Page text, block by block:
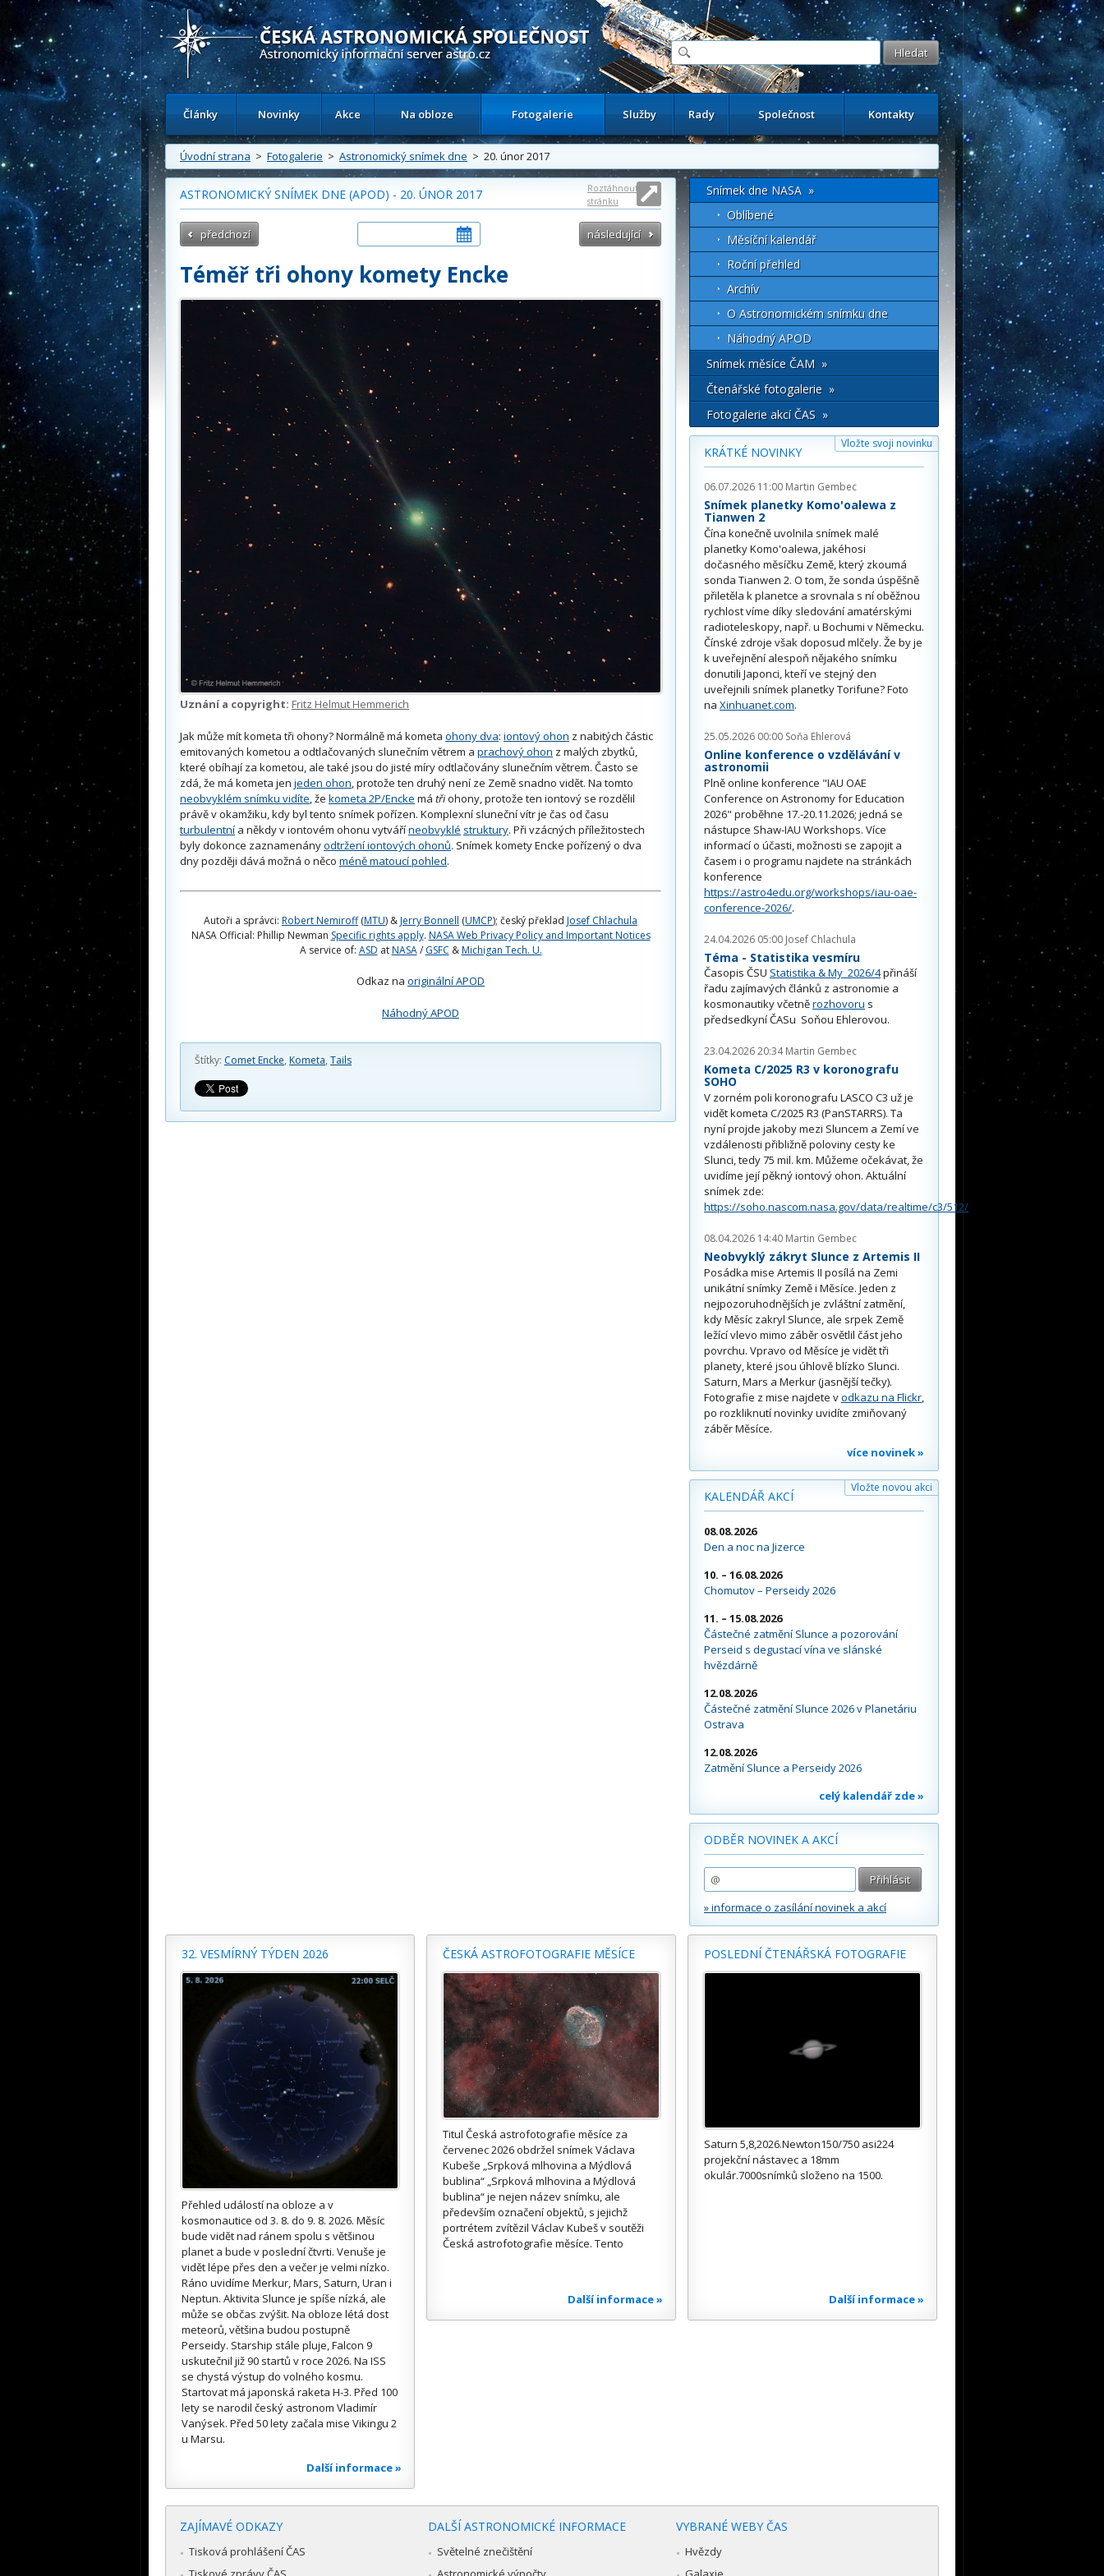
Česká astronomická společnost - Informační astronomický server
Články Novinky Akce Na obloze Fotogalerie Služby Rady Společnost Kontakty
Úvodní strana > Fotogalerie > Astronomický snímek dne > 20. únor 2017
ASTRONOMICKÝ SNÍMEK DNE (APOD) - 20. ÚNOR 2017
Roztáhnout
stránku
předchozí následující
Téměř tři ohony komety Encke
Uznání a copyright: Fritz Helmut Hemmerich
Jak může mít kometa tři ohony? Normálně má kometa ohony dva: iontový ohon z nabitých částic
emitovaných kometou a odtlačovaných slunečním větrem a prachový ohon z malých zbytků,
které obíhají za kometou, ale také jsou do jisté míry odtlačovány slunečním větrem. Často se
zdá, že má kometa jen jeden ohon, protože ten druhý není ze Země snadno vidět. Na tomto
neobvyklém snímku vidíte, že kometa 2P/Encke má třiohony, protože ten iontový se rozdělil
právě v okamžiku, kdy byl tento snímek pořízen. Komplexní sluneční vítr je čas od času
turbulentní a někdy v iontovém ohonu vytváříneobvyklé struktury. Při vzácných příležitostech
byly dokonce zaznamenányodtržení iontových ohonů. Snímek komety Encke pořízený o dva
dny později dává možná o něco méně matoucí pohled.
Autoři a správci: Robert Nemiroff(MTU) &Jerry Bonnell (UMCP); český překlad Josef Chlachula
NASA Official: Phillip Newman Specific rights apply. NASA Web Privacy Policy and Important Notices
A service of: ASD atNASA/ GSFC &Michigan Tech. U.
Odkaz na originální APOD
Náhodný APOD
Štítky: Comet Encke, Kometa, Tails
Snímek dne NASA »
Oblíbené
Měsíční kalendář
Roční přehled
Archív
O Astronomickém snímku dne
Náhodný APOD
Snímek měsíce ČAM »
Čtenářské fotogalerie »
Fotogalerie akcí ČAS »
Vložte svoji novinku
KRÁTKÉ NOVINKY
06.07.2026 11:00 Martin Gembec
Snímek planetky Komo'oalewa z
Tianwen 2
Čína konečně uvolnila snímek malé
planetky Komo'oalewa, jakéhosi
dočasného měsíčku Země, který zkoumá
sonda Tianwen 2. O tom, že sonda úspěšně
přiletěla k planetce a srovnala s ní oběžnou
rychlost víme díky sledování amatérskými
radioteleskopy, např. u Bochumi v Německu.
Čínské zdroje však doposud mlčely. Že by je
k uveřejnění alespoň nějakého snímku
donutili Japonci, kteří ve stejný den
uveřejnili snímek planetky Torifune? Foto
na Xinhuanet.com.
25.05.2026 00:00 Soňa Ehlerová
Online konference o vzdělávání v
astronomii
Plně online konference "IAU OAE
Conference on Astronomy for Education
2026" proběhne 17.-20.11.2026; jedná se
nástupce Shaw-IAU Workshops. Více
informací o účasti, možnosti se zapojit a
časem i o programu najdete na stránkách
konference
https://astro4edu.org/workshops/iau-oae-
conference-2026/.
24.04.2026 05:00 Josef Chlachula
Téma - Statistika vesmíru
Časopis ČSU Statistika & My 2026/4přináší
řadu zajímavých článků z astronomie a
kosmonautiky včetněrozhovoru s
předsedkyní ČASu Soňou Ehlerovou.
23.04.2026 20:34 Martin Gembec
Kometa C/2025 R3 v koronografu
SOHO
V zorném poli koronografu LASCO C3 už je
vidět kometa C/2025 R3 (PanSTARRS). Ta
nyní projde jakoby mezi Sluncem a Zemí ve
vzdálenosti přibližně poloviny cesty ke
Slunci, tedy 75 mil. km. Můžeme očekávat, že
uvidíme její pěkný iontový ohon. Aktuální
snímek zde:
https://soho.nascom.nasa.gov/data/realtime/c3/512/
08.04.2026 14:40 Martin Gembec
Neobvyklý zákryt Slunce z Artemis II
Posádka mise Artemis II posílá na Zemi
unikátní snímky Země i Měsíce. Jeden z
nejpozoruhodnějších je zvláštní zatmění,
kdy Měsíc zakryl Slunce, ale srpek Země
ležící vlevo mimo záběr osvětlil část jeho
povrchu. Vpravo od Měsíce je vidět tři
planety, které jsou úhlově blízko Slunci.
Saturn, Mars a Merkur (jasnější tečky).
Fotografie z mise najdete vodkazu na Flickr,
po rozkliknutí novinky uvidíte zmiňovaný
záběr Měsíce.
více novinek »
KALENDÁŘ AKCÍ
Vložte novou akci
08.08.2026
Den a noc na Jizerce
10. – 16.08.2026
Chomutov – Perseidy 2026
11. – 15.08.2026
Částečné zatmění Slunce a pozorování
Perseid s degustací vína ve slánské
hvězdárně
12.08.2026
Částečné zatmění Slunce 2026 v Planetáriu
Ostrava
12.08.2026
Zatmění Slunce a Perseidy 2026
celý kalendář zde »
ODBĚR NOVINEK A AKCÍ
» informace o zasílání novinek a akcí
32. VESMÍRNÝ TÝDEN 2026
Přehled událostí na obloze a v
kosmonautice od 3. 8. do 9. 8. 2026. Měsíc
bude vidět nad ránem spolu s většinou
planet a bude v poslední čtvrti. Venuše je
vidět lépe přes den a večer je velmi nízko.
Ráno uvidíme Merkur, Mars, Saturn, Uran i
Neptun. Aktivita Slunce je spíše nízká, ale
může se občas zvýšit. Na obloze létá dost
meteorů, většina budou postupně
Perseidy. Starship stále pluje, Falcon 9
uskutečnil již 90 startů v roce 2026. Na ISS
se chystá výstup do volného kosmu.
Startovat má japonská raketa H-3. Před 100
lety se narodil český astronom Vladimír
Vanýsek. Před 50 lety začala mise Vikingu 2
u Marsu.
Další informace »
ČESKÁ ASTROFOTOGRAFIE MĚSÍCE
Titul Česká astrofotografie měsíce za
červenec 2026 obdržel snímek Václava
Kubeše „Srpková mlhovina a Mýdlová
bublina“ „Srpková mlhovina a Mýdlová
bublina“ je nejen název snímku, ale
především označení objektů, s jejichž
portrétem zvítězil Václav Kubeš v soutěži
Česká astrofotografie měsíce. Tento
Další informace »
POSLEDNÍ ČTENÁŘSKÁ FOTOGRAFIE
Saturn 5,8,2026.Newton150/750 asi224
projekční nástavec a 18mm
okulár.7000snímků složeno na 1500.
Další informace »
ZAJÍMAVÉ ODKAZY
Tisková prohlášení ČAS
DALŠÍ ASTRONOMICKÉ INFORMACE
Světelné znečištění
VYBRANÉ WEBY ČAS
Hvězdy